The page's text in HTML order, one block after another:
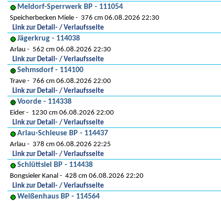
Meldorf-Sperrwerk BP - 111054
Speicherbecken Miele
376 cm 06.08.2026 22:30
Link zur Detail- / Verlaufsseite
Jägerkrug - 114038
Arlau
562 cm 06.08.2026 22:30
Link zur Detail- / Verlaufsseite
Sehmsdorf - 114100
Trave
766 cm 06.08.2026 22:00
Link zur Detail- / Verlaufsseite
Voorde - 114338
Eider
1230 cm 06.08.2026 22:00
Link zur Detail- / Verlaufsseite
Arlau-Schleuse BP - 114437
Arlau
378 cm 06.08.2026 22:25
Link zur Detail- / Verlaufsseite
Schlüttsiel BP - 114438
Bongsieler Kanal
428 cm 06.08.2026 22:20
Link zur Detail- / Verlaufsseite
Weißenhaus BP - 114564